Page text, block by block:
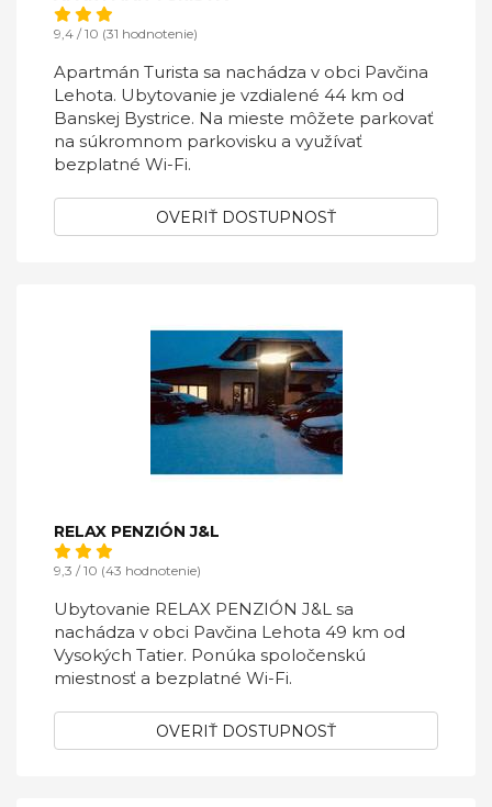
9,4 / 10 (31 hodnotenie)
Apartmán Turista sa nachádza v obci Pavčina
Lehota. Ubytovanie je vzdialené 44 km od
Banskej Bystrice. Na mieste môžete parkovať
na súkromnom parkovisku a využívať
bezplatné Wi-Fi.
OVERIŤ DOSTUPNOSŤ
RELAX PENZIÓN J&L
9,3 / 10 (43 hodnotenie)
Ubytovanie RELAX PENZIÓN J&L sa
nachádza v obci Pavčina Lehota 49 km od
Vysokých Tatier. Ponúka spoločenskú
miestnosť a bezplatné Wi-Fi.
OVERIŤ DOSTUPNOSŤ